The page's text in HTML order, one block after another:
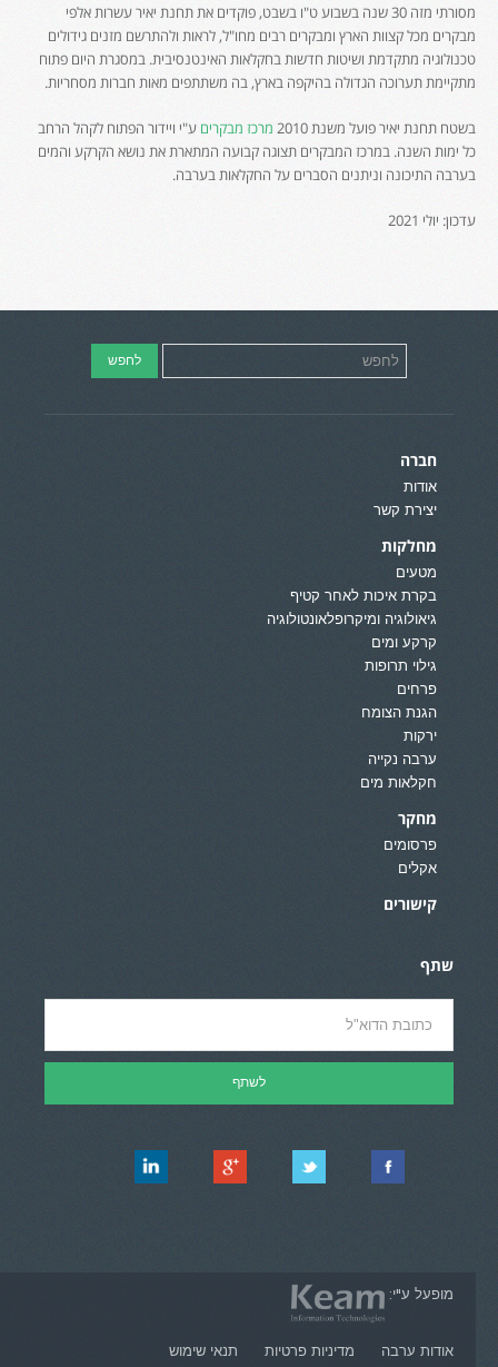
מסורתי מזה 30 שנה בשבוע ט"ו בשבט, פוקדים את תחנת יאיר עשרות אלפי
מבקרים מכל קצוות הארץ ומבקרים רבים מחו"ל, לראות ולהתרשם מזנים גידולים
טכנולוגיה מתקדמת ושיטות חדשות בחקלאות האינטנסיבית. במסגרת היום פתוח
מתקיימת תערוכה הגדולה בהיקפה בארץ, בה משתתפים מאות חברות מסחריות.
בשטח תחנת יאיר פועל משנת 2010 מרכז מבקרים ע"י ויידור הפתוח לקהל הרחב
כל ימות השנה. במרכז המבקרים תצוגה קבועה המתארת את נושא הקרקע והמים
בערבה התיכונה וניתנים הסברים על החקלאות בערבה.
עדכון: יולי 2021
חברה
אודות
יצירת קשר
מחלקות
מטעים
בקרת איכות לאחר קטיף
גיאולוגיה ומיקרופלאונטולוגיה
קרקע ומים
גילוי תרופות
פרחים
הגנת הצומח
ירקות
ערבה נקייה
חקלאות מים
מחקר
פרסומים
אקלים
קישורים
שתף
מופעל ע"י:
אודות ערבה מדיניות פרטיות תנאי שימוש